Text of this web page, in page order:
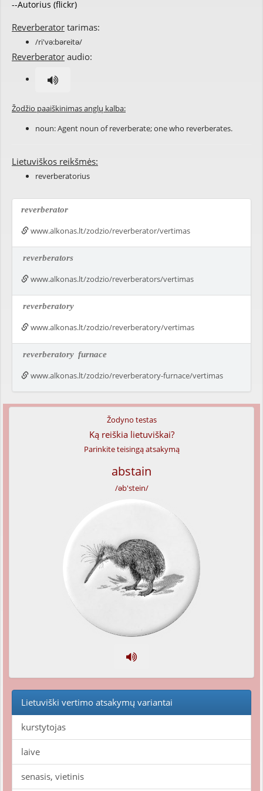
--Autorius (flickr)
Reverberator tarimas:
/ri'və:bəreitə/
Reverberator audio:
Žodžio paaiškinimas anglų kalba:
noun:Agent noun ofreverberate; one who reverberates.
Lietuviškos reikšmės:
reverberatorius
reverberator
www.alkonas.lt/zodzio/reverberator/vertimas
reverberators
www.alkonas.lt/zodzio/reverberators/vertimas
reverberatory
www.alkonas.lt/zodzio/reverberatory/vertimas
reverberatory furnace
www.alkonas.lt/zodzio/reverberatory-furnace/vertimas
Žodyno testas
Ką reiškia lietuviškai?
Parinkite teisingą atsakymą
abstain
/əb'stein/
Lietuviški vertimo atsakymų variantai
kurstytojas
laive
senasis, vietinis